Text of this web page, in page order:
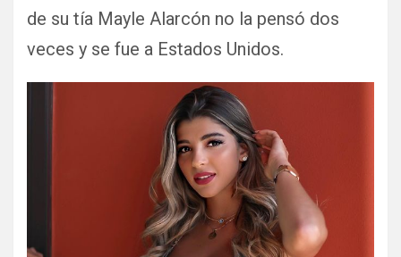
de su tía Mayle Alarcón no la pensó dos
veces y se fue a Estados Unidos.